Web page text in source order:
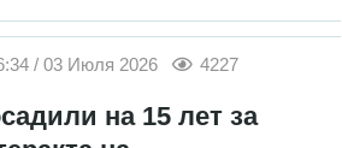
/ 03 Июля 2026 4227
на 15 лет за